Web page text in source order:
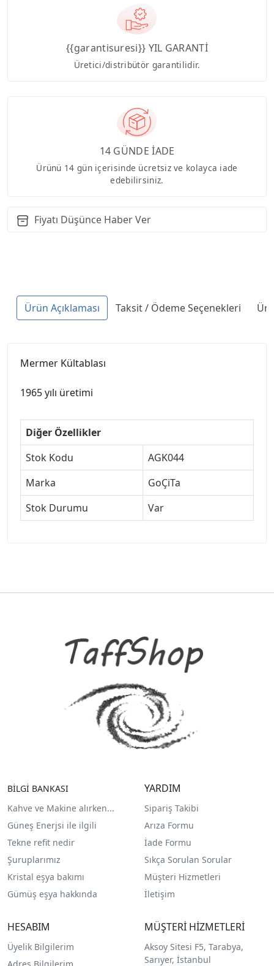
{{garantisuresi}} YIL GARANTİ
Üretici/distribütör garantilidir.
14 GÜNDE İADE
Ürünü 14 gün içerisinde ücretsiz ve kolayca iade
edebilirsiniz.
Fiyatı Düşünce Haber Ver
Ürün Açıklaması Taksit / Ödeme Seçenekleri
Mermer Kültablası
1965 yılı üretimi
Diğer Özellikler
Stok Kodu
AGK044
Marka
GoÇiTa
Stok Durumu
Var
BİLGİ BANKASI
Kahve ve Makine alırken...
Güneş Enerjsi ile ilgili
Tekne refit nedir
Şuruplarımız
Kristal eşya bakımı
Gümüş eşya hakkında
YARDIM
Sipariş Takibi
Arıza Formu
İade Formu
Sıkça Sorulan Sorular
Müşteri Hizmetleri
İletişim
HESABIM
Üyelik Bilgilerim
MÜŞTERİ HİZMETLERİ
Aksoy Sitesi F5, Tarabya,
Sarıyer, İstanbul